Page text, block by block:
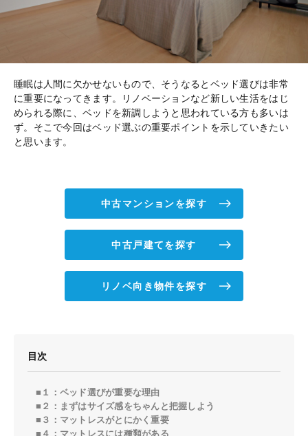
睡眠は人間に欠かせないもので、そうなるとベッド選びは非常
に重要になってきます。リノベーションなど新しい生活をはじ
められる際に、ベッドを新調しようと思われている方も多いは
ず。そこで今回はベッド選ぶの重要ポイントを示していきたい
と思います。
中古マンションを探す
中古戸建てを探す
リノベ向き物件を探す
目次
■１：ベッド選びが重要な理由
■２：まずはサイズ感をちゃんと把握しよう
■３：マットレスがとにかく重要
■４：マットレスには種類がある